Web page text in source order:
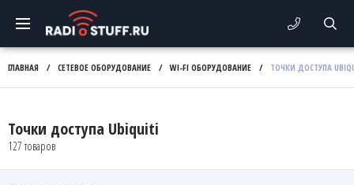
ГЛАВНАЯ / СЕТЕВОЕ ОБОРУДОВАНИЕ / WI-FI ОБОРУДОВАНИЕ / ТОЧКИ ДОСТУПА
Точки доступа Ubiquiti
127 товаров